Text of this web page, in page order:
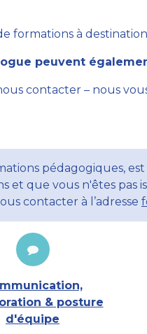
formations à destination
peuvent
contacter – nous
pédagogiques, est
et que vous n'êtes pas
contacter à l’adresse
& posture
d'équipe